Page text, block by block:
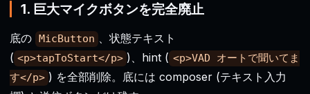
1. 巨大マイクボタンを完全廃止
底の MicButton 、状態テキスト
( <p>tapToStart</p> )、hint ( <p>VAD オートで聞いてま
す</p> ) を全部削除。底には composer (テキスト入力